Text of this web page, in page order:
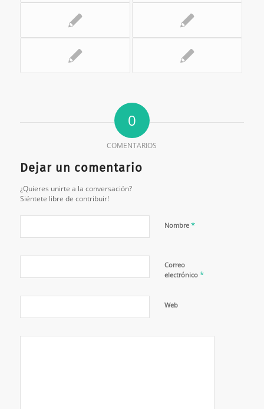
0
COMENTARIOS
Dejar un comentario
¿Quieres unirte a la conversación?
Siéntete libre de contribuir!
Nombre *
Correo
electrónico *
Web